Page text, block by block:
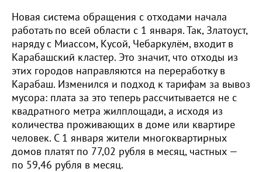
Новая система обращения с отходами начала
работать по всей области с 1 января. Так, Златоуст,
наряду с Миассом, Кусой, Чебаркулём, входит в
Карабашский кластер. Это значит, что отходы из
этих городов направляются на переработку в
Карабаш. Изменился и подход к тарифам за вывоз
мусора: плата за это теперь рассчитывается не с
квадратного метра жилплощади, а исходя из
количества проживающих в доме или квартире
человек. С 1 января жители многоквартирных
домов платят по 77,02 рубля в месяц, частных —
по 59,46 рубля в месяц.